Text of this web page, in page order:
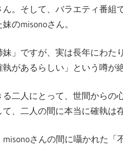
。そして、バラエティ番組
のmisonoさん。
」ですが、実は長年にわた
があるらしい」という噂が
二人にとって、世間からの
、二人の間に本当に確執は
さんの間に囁かれた「